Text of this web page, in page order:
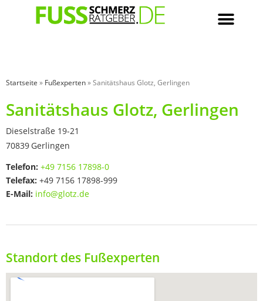
Startseite » Fußexperten»Sanitätshaus Glotz, Gerlingen
Sanitätshaus Glotz, Gerlingen
Dieselstraße 19-21
70839 Gerlingen
Telefon: +49 7156 17898-0
Telefax: +49 7156 17898-999
E-Mail: info@glotz.de
Standort des Fußexperten